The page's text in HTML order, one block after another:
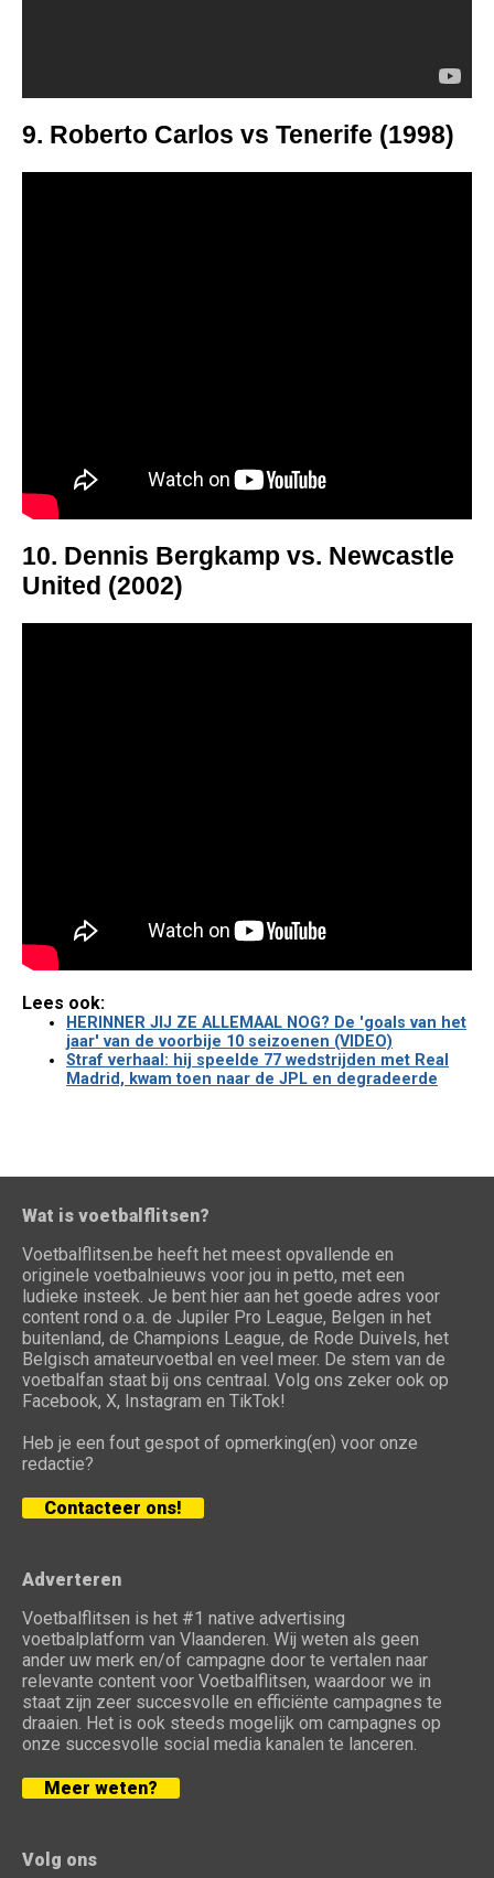
9. Roberto Carlos vs Tenerife (1998)
10. Dennis Bergkamp vs. Newcastle
United (2002)
Lees ook:
HERINNER JIJ ZE ALLEMAAL NOG? De 'goals van het
jaar' van de voorbije 10 seizoenen (VIDEO)
Straf verhaal: hij speelde 77 wedstrijden met Real
Madrid, kwam toen naar de JPL en degradeerde
Wat is voetbalflitsen?
Voetbalflitsen.be heeft het meest opvallende en
originele voetbalnieuws voor jou in petto, met een
ludieke insteek. Je bent hier aan het goede adres voor
content rond o.a. de Jupiler Pro League, Belgen in het
buitenland, de Champions League, de Rode Duivels, het
Belgisch amateurvoetbal en veel meer. De stem van de
voetbalfan staat bij ons centraal. Volg ons zeker ook op
Facebook, X, Instagram en TikTok!
Heb je een fout gespot of opmerking(en) voor onze
redactie?
Contacteer ons!
Adverteren
Voetbalflitsen is het #1 native advertising
voetbalplatform van Vlaanderen. Wij weten als geen
ander uw merk en/of campagne door te vertalen naar
relevante content voor Voetbalflitsen, waardoor we in
staat zijn zeer succesvolle en efficiënte campagnes te
draaien. Het is ook steeds mogelijk om campagnes op
onze succesvolle social media kanalen te lanceren.
Meer weten?
Volg ons